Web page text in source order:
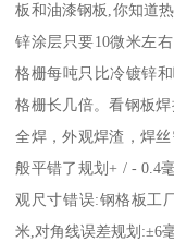
板和油漆钢板,你知道
锌涂层只要10微米左
格栅每吨只比冷镀锌
格栅长几倍。看钢板
全焊，外观焊渣，焊
般平错了规划+ / - 0.4
观尺寸错误:钢格板工
米,对角线误差规划:±6